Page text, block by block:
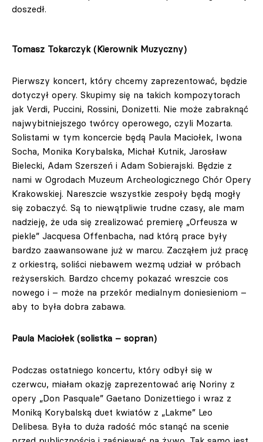
doszedł.
Tomasz Tokarczyk (Kierownik Muzyczny)
Pierwszy koncert, który chcemy zaprezentować, będzie
dotyczył opery. Skupimy się na takich kompozytorach
jak Verdi, Puccini, Rossini, Donizetti. Nie może zabraknąć
najwybitniejszego twórcy operowego, czyli Mozarta.
Solistami w tym koncercie będą Paula Maciołek, Iwona
Socha, Monika Korybalska, Michał Kutnik, Jarosław
Bielecki, Adam Szerszeń i Adam Sobierajski. Będzie z
nami w Ogrodach Muzeum Archeologicznego Chór Opery
Krakowskiej. Nareszcie wszystkie zespoły będą mogły
się zobaczyć. Są to niewątpliwie trudne czasy, ale mam
nadzieję, że uda się zrealizować premierę „Orfeusza w
piekle” Jacquesa Offenbacha, nad którą prace były
bardzo zaawansowane już w marcu. Zacząłem już pracę
z orkiestrą, soliści niebawem wezmą udział w próbach
reżyserskich. Bardzo chcemy pokazać wreszcie cos
nowego i – może na przekór medialnym doniesieniom –
aby to była dobra zabawa.
Paula Maciołek (solistka – sopran)
Podczas ostatniego koncertu, który odbył się w
czerwcu, miałam okazję zaprezentować arię Noriny z
opery „Don Pasquale” Gaetano Donizettiego i wraz z
Moniką Korybalską duet kwiatów z „Lakme” Leo
Delibesa. Była to duża radość móc stanąć na scenie